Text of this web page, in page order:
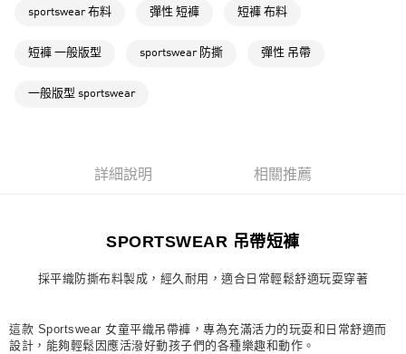
每筆NT$80，滿NT$1,500(含以上)免運費
付款後萊爾富取貨
每筆NT$80，滿NT$1,500(含以上)免運費
每筆NT$80，滿NT$1,500(含以上)免運費
付款後門市自取
每筆NT$80，滿NT$1,500(含以上)免運費
sportswear 布料 彈性 短褲 短褲 布料
短褲 一般版型 sportswear 防撕 彈性 吊帶
一般版型 sportswear
詳細說明 相關推薦
SPORTSWEAR 吊帶短褲
採平織防撕布料製成，經久耐用，適合日常輕鬆舒適玩耍穿著
這款 Sportswear 女童平織吊帶褲，專為充滿活力的玩耍和日常舒適而
設計，能夠輕鬆因應活潑好動孩子們的各種樂趣和動作。